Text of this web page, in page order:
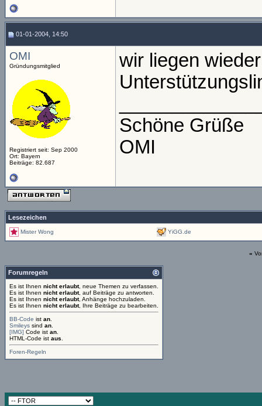
01-01-2004, 14:50
OMI
Gründungsmitglied
Registriert seit: Sep 2000
Ort: Bayern
Beiträge: 82.687
wir liegen
Schöne Grüße
OMI
Lesezeichen
Mister Wong YiGG.de
«
Forumregeln
Es ist Ihnen nicht erlaubt, neue Themen zu verfassen.
Es ist Ihnen nicht erlaubt, auf Beiträge zu antworten.
Es ist Ihnen nicht erlaubt, Anhänge hochzuladen.
Es ist Ihnen nicht erlaubt, Ihre Beiträge zu bearbeiten.
BB-Code ist an
Smileys sind an
[IMG] Code ist an
HTML-Code ist aus
Foren-Regeln